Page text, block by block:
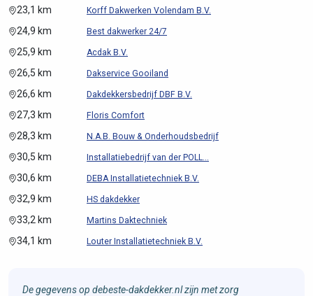
23,1 km Korff Dakwerken Volendam B.V.
24,9 km Best dakwerker 24/7
25,9 km Acdak B.V.
26,5 km Dakservice Gooiland
26,6 km Dakdekkersbedrijf DBF B.V.
27,3 km Floris Comfort
28,3 km N.A.B. Bouw & Onderhoudsbedrijf
30,5 km Installatiebedrijf van der POLL...
30,6 km DEBA Installatietechniek B.V.
32,9 km HS dakdekker
33,2 km Martins Daktechniek
34,1 km Louter Installatietechniek B.V.
De gegevens op debeste-dakdekker.nl zijn met zorg